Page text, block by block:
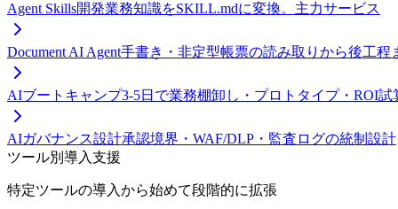
Agent Skills開発業務知識をSKILL.mdに変換。主力サービス
Document AI Agent手書き・非定型帳票の読み取りから後工程
AIブートキャンプ3-5日で業務棚卸し・プロトタイプ・ROI試
AIガバナンス設計承認境界・WAF/DLP・監査ログの統制設計
ツール別導入支援
特定ツールの導入から始めて段階的に拡張